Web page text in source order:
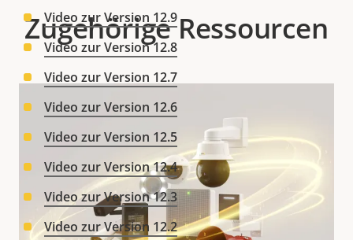
Video zur Version 12.9
Video zur Version 12.8
Video zur Version 12.7
Video zur Version 12.6
Video zur Version 12.5
Video zur Version 12.4
Video zur Version 12.3
Video zur Version 12.2
Zugehörige Ressourcen